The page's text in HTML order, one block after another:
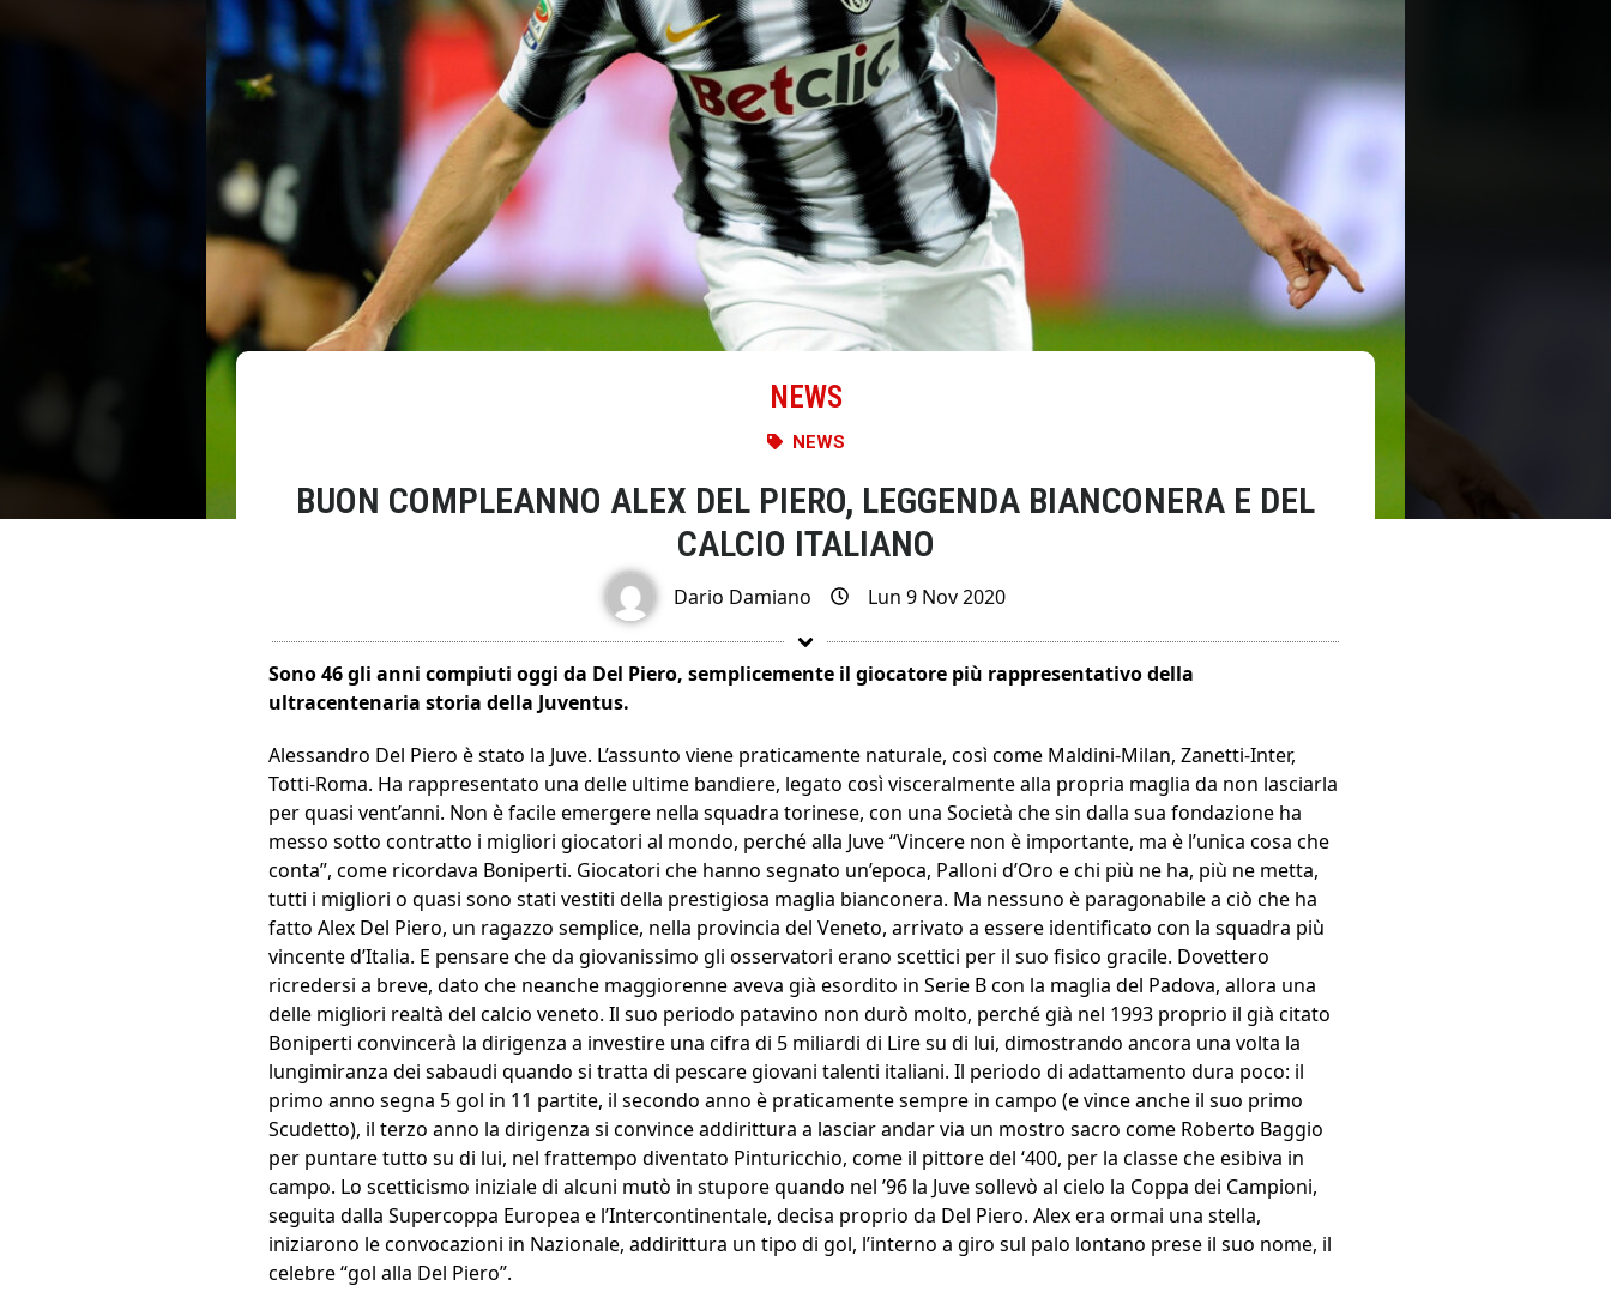
NEWS
NEWS
BUON COMPLEANNO ALEX DEL PIERO, LEGGENDA BIANCONERA E DEL
CALCIO ITALIANO
Dario Damiano Lun 9 Nov 2020
Sono 46 gli anni compiuti oggi da Del Piero, semplicemente il giocatore più rappresentativo della
ultracentenaria storia della Juventus.
Alessandro Del Piero è stato la Juve. L’assunto viene praticamente naturale, così come Maldini-Milan, Zanetti-Inter,
Totti-Roma. Ha rappresentato una delle ultime bandiere, legato così visceralmente alla propria maglia da non lasciarla
per quasi vent’anni. Non è facile emergere nella squadra torinese, con una Società che sin dalla sua fondazione ha
messo sotto contratto i migliori giocatori al mondo, perché alla Juve “Vincere non è importante, ma è l’unica cosa che
conta”, come ricordava Boniperti. Giocatori che hanno segnato un’epoca, Palloni d’Oro e chi più ne ha, più ne metta,
tutti i migliori o quasi sono stati vestiti della prestigiosa maglia bianconera. Ma nessuno è paragonabile a ciò che ha
fatto Alex Del Piero, un ragazzo semplice, nella provincia del Veneto, arrivato a essere identificato con la squadra più
vincente d’Italia. E pensare che da giovanissimo gli osservatori erano scettici per il suo fisico gracile. Dovettero
ricredersi a breve, dato che neanche maggiorenne aveva già esordito in Serie B con la maglia del Padova, allora una
delle migliori realtà del calcio veneto. Il suo periodo patavino non durò molto, perché già nel 1993 proprio il già citato
Boniperti convincerà la dirigenza a investire una cifra di 5 miliardi di Lire su di lui, dimostrando ancora una volta la
lungimiranza dei sabaudi quando si tratta di pescare giovani talenti italiani. Il periodo di adattamento dura poco: il
primo anno segna 5 gol in 11 partite, il secondo anno è praticamente sempre in campo (e vince anche il suo primo
Scudetto), il terzo anno la dirigenza si convince addirittura a lasciar andar via un mostro sacro come Roberto Baggio
per puntare tutto su di lui, nel frattempo diventato Pinturicchio, come il pittore del ‘400, per la classe che esibiva in
campo. Lo scetticismo iniziale di alcuni mutò in stupore quando nel ’96 la Juve sollevò al cielo la Coppa dei Campioni,
seguita dalla Supercoppa Europea e l’Intercontinentale, decisa proprio da Del Piero. Alex era ormai una stella,
iniziarono le convocazioni in Nazionale, addirittura un tipo di gol, l’interno a giro sul palo lontano prese il suo nome, il
celebre “gol alla Del Piero”.